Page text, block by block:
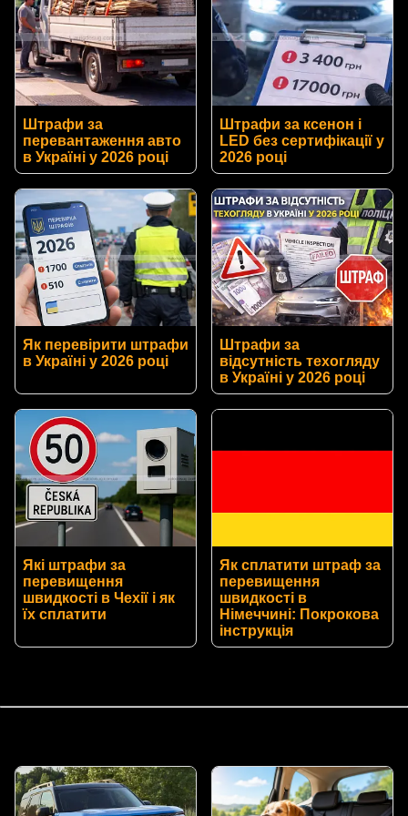
Штрафи за
перевантаження авто
в Україні у 2026 році
Штрафи за ксенон і
LED без сертифікації у
2026 році
Як перевірити штрафи
в Україні у 2026 році
Штрафи за
відсутність техогляду
в Україні у 2026 році
Які штрафи за
перевищення
швидкості в Чехії і як
їх сплатити
Як сплатити штраф за
перевищення
швидкості в
Німеччині: Покрокова
інструкція